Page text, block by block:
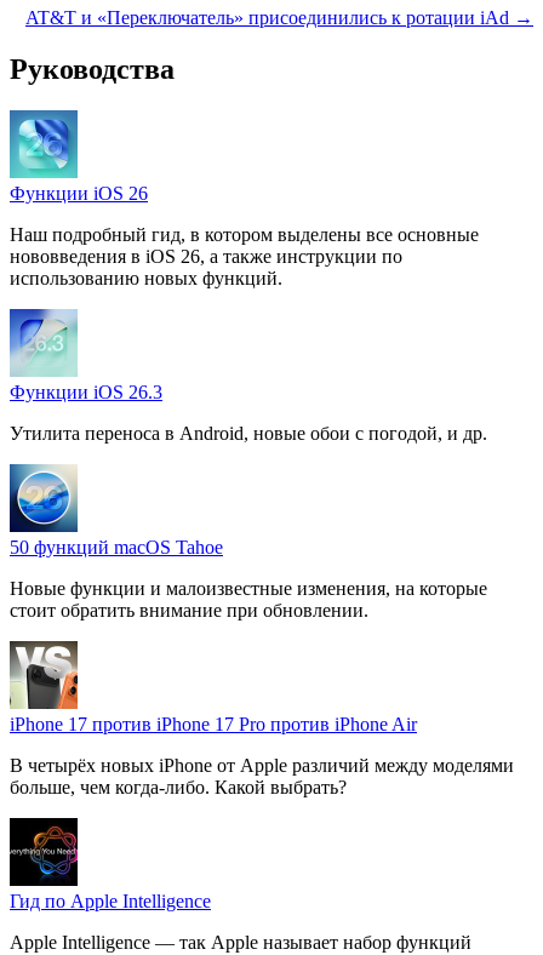
AT&T и «Переключатель» присоединились к ротации iAd →
Руководства
Функции iOS 26
Наш подробный гид, в котором выделены все основные
нововведения в iOS 26, а также инструкции по
использованию новых функций.
Функции iOS 26.3
Утилита переноса в Android, новые обои с погодой, и др.
50 функций macOS Tahoe
Новые функции и малоизвестные изменения, на которые
стоит обратить внимание при обновлении.
iPhone 17 против iPhone 17 Pro против iPhone Air
В четырёх новых iPhone от Apple различий между моделями
больше, чем когда-либо. Какой выбрать?
Гид по Apple Intelligence
Apple Intelligence — так Apple называет набор функций